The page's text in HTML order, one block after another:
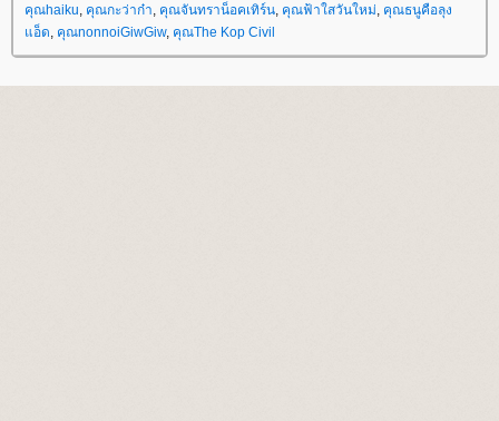
คุณhaiku คุณกะว่าก๋า คุณจันทราน็อคเทิร์น คุณฟ้าใสวันใหม่ คุณธนูคือลุง
อ็ด คุณnonnoiGiwGiw, คุณThe Kop Civil